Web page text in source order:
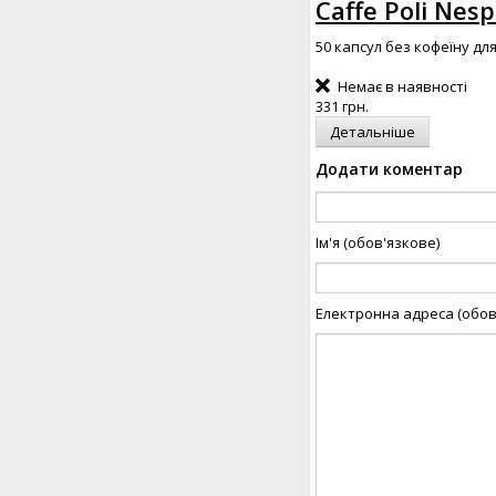
Caffe Poli
50 капсул без кофеїну
Немає в наявності
331 грн.
Детальніше
Додати коментар
Ім'я (обов'язкове)
Електронна адреса